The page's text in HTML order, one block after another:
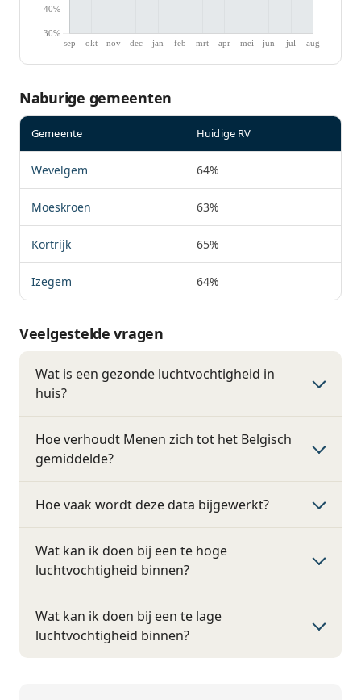
Naburige gemeenten
Gemeente Huidige RV
Wevelgem 64%
Moeskroen 63%
Kortrijk 65%
Izegem 64%
Veelgestelde vragen
Wat is een gezonde luchtvochtigheid in
huis?
Hoe verhoudt Menen zich tot het Belgisch
gemiddelde?
Hoe vaak wordt deze data bijgewerkt?
Wat kan ik doen bij een te hoge
luchtvochtigheid binnen?
Wat kan ik doen bij een te lage
luchtvochtigheid binnen?